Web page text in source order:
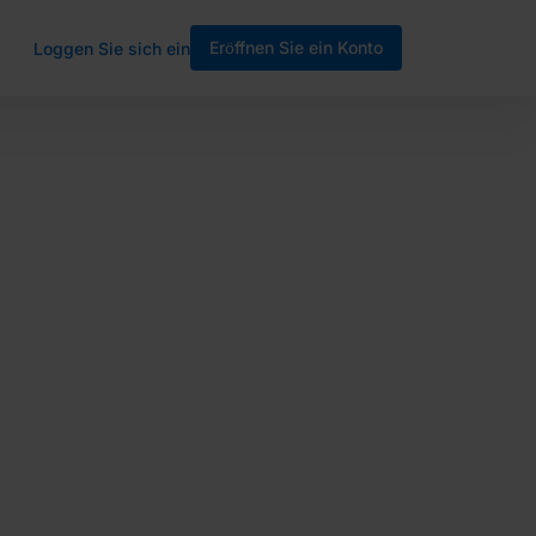
Loggen Sie sich ein Eröffnen Sie ein Konto